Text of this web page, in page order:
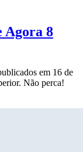
Agora 8
em 16 de
Não perca!